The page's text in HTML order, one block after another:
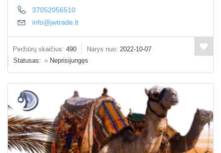
37052056510
info@jwtrade.lt
Peržiūrų skaičius: 490 Narys nuo: 2022-10-07
Statusas:
Neprisijungęs